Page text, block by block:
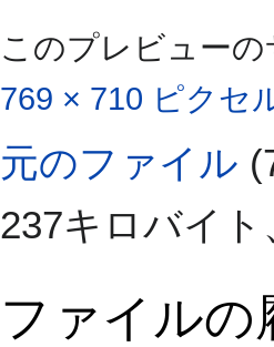
このプレビュー
769 × 710 ピクセ
元のファイル
237キロバイ
ファイルの